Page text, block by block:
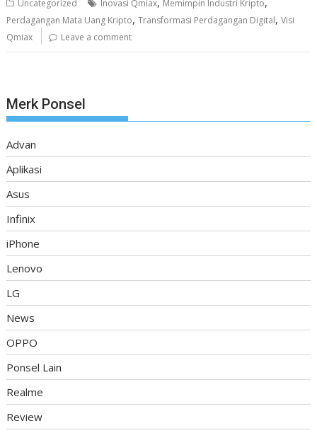
Uncategorized Inovasi Qmiax Memimpin Industri Kripto
Perdagangan Mata Uang Kripto,Transformasi Perdagangan Digital,Visi
Qmiax
Leave a comment
Merk Ponsel
Advan
Aplikasi
Asus
Infinix
iPhone
Lenovo
LG
News
OPPO
Ponsel Lain
Realme
Review